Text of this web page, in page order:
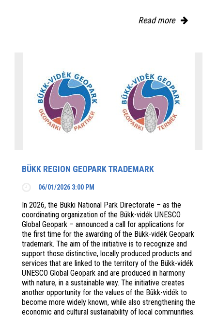
Read more
BÜKK REGION GEOPARK TRADEMARK
06/01/2026 3:00 PM
In 2026, the Bükki National Park Directorate – as the
coordinating organization of the Bükk-vidék UNESCO
Global Geopark – announced a call for applications for
the first time for the awarding of the Bükk-vidék Geopark
trademark. The aim of the initiative is to recognize and
support those distinctive, locally produced products and
services that are linked to the territory of the Bükk-vidék
UNESCO Global Geopark and are produced in harmony
with nature, in a sustainable way. The initiative creates
another opportunity for the values of the Bükk-vidék to
become more widely known, while also strengthening the
economic and cultural sustainability of local communities.